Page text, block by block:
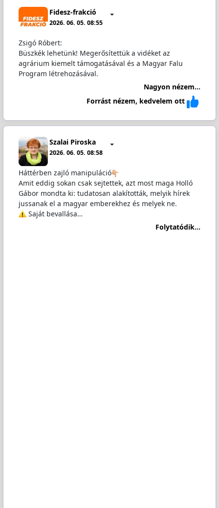
Fidesz-frakció
2026. 06. 05. 08:55
Zsigó Róbert:
Büszkék lehetünk! Megerősítettük a vidéket az
agrárium kiemelt támogatásával és a Magyar Falu
Program létrehozásával.
Nagyon nézem...
Forrást nézem, kedvelem ott
Szalai Piroska
2026. 06. 05. 08:58
Háttérben zajló manipuláció
Amit eddig sokan csak sejtettek, azt most maga Holló
Gábor mondta ki: tudatosan alakították, melyik hírek
jussanak el a magyar emberekhez és melyek ne.
️ Saját bevallása…
Folytatódik...